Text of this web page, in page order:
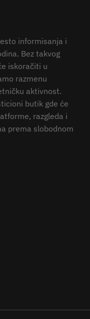
informisanja i
Bez takvog
iskoračiti u
razmenu
aktivnost.
butik gde će
razgleda i
prema slobodnom